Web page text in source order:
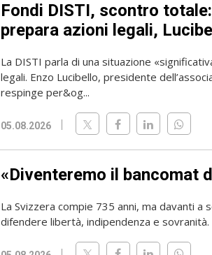
Fondi DISTI, scontro
prepara azioni legali,
La DISTI parla di una situazione
legali. Enzo Lucibello, presidente
respinge per&og...
05.08.2026
«Diventeremo il bancomat
La Svizzera compie 735 anni, ma davanti a
difendere libertà, indipendenza e sovranità.